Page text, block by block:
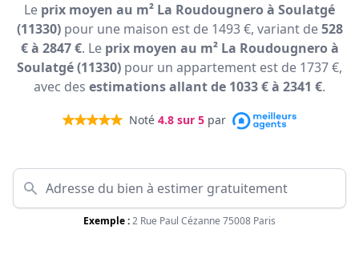
Le prix moyen au m² La Roudougnero à Soulatgé
(11330)pour une maison est de 1493 €, variant de528
€ à 2847 €. Le prix moyen au m² La Roudougnero à
Soulatgé (11330) pour un appartement est de 1737 €,
avec des estimations allant de 1033 € à 2341 €.
Noté 4.8 sur 5 par
Exemple :2 Rue Paul Cézanne 75008 Paris